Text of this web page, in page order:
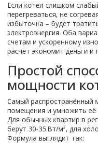
Если котел слишком
перегреваться, не
избыточна – будет
электроэнергия. Оба
счетам и ускоренному
расчёт экономит деньги и
Простой
мощности
Самый распространённый
помещения и умножить её
Для обычных квартир в
берут 30‑35 Вт/м², для
Формула выглядит так: